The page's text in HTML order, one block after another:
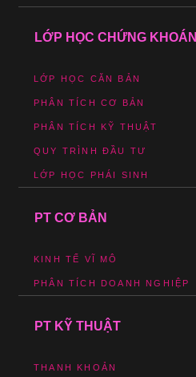
LỚP HỌC CHỨNG KHOÁN
LỚP HỌC CĂN BẢN
PHÂN TÍCH CƠ BẢN
PHÂN TÍCH KỸ THUẬT
QUY TRÌNH ĐẦU TƯ
LỚP HỌC PHÁI SINH
PT CƠ BẢN
KINH TẾ VĨ MÔ
PHÂN TÍCH DOANH NGHIỆP
PT KỸ THUẬT
THANH KHOẢN